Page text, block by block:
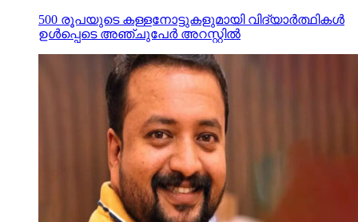
500 രൂപയുടെ കള്ളനോട്ടുകളുമായി വിദ്യാര്‍ത്ഥികള്‍
ഉള്‍പ്പെടെ അഞ്ചുപേര്‍ അറസ്റ്റില്‍